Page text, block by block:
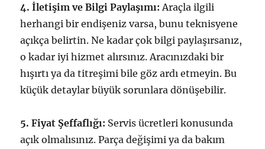
4. İletişim ve Bilgi Paylaşımı: Araçla ilgili
herhangi bir endişeniz varsa, bunu teknisyene
açıkça belirtin. Ne kadar çok bilgi paylaşırsanız,
o kadar iyi hizmet alırsınız. Aracınızdaki bir
hışırtı ya da titreşimi bile göz ardı etmeyin. Bu
küçük detaylar büyük sorunlara dönüşebilir.
5. Fiyat Şeffaflığı: Servis ücretleri konusunda
açık olmalısınız. Parça değişimi ya da bakım